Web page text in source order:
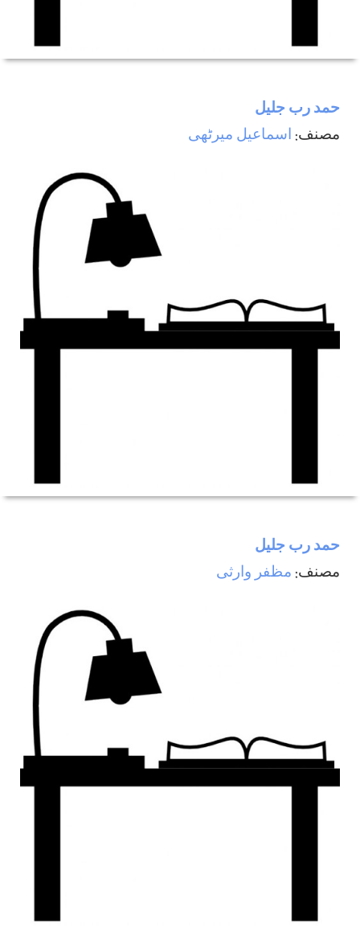
حمد رب جليل
مصنف: اسماعيل ميرٹھی
حمد رب جليل
مصنف: مظفر وارثی